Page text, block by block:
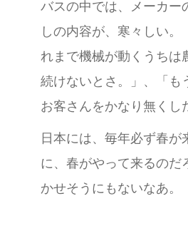
バスの中では、メーカー
しの内容が、寒々しい
れまで機械が動くうちは
続けないとさ。」、「も
お客さんをかなり無くし
日本には、毎年必ず春
に、春がやって来るのだ
かせそうにもないなあ。